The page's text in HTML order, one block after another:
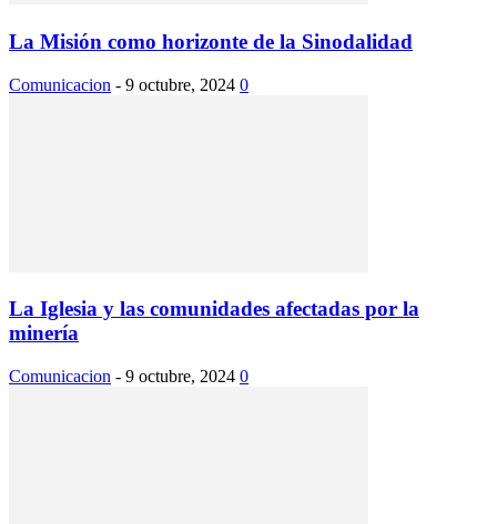
La Misión como horizonte de la Sinodalidad
Comunicacion - 9 octubre, 2024 0
La Iglesia y las comunidades afectadas por la
minería
Comunicacion - 9 octubre, 2024 0